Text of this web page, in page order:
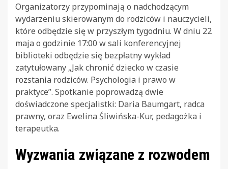
Organizatorzy przypominają o nadchodzącym
wydarzeniu skierowanym do rodziców i nauczycieli,
które odbędzie się w przyszłym tygodniu. W dniu 22
maja o godzinie 17:00 w sali konferencyjnej
biblioteki odbędzie się bezpłatny wykład
zatytułowany „Jak chronić dziecko w czasie
rozstania rodziców. Psychologia i prawo w
praktyce”. Spotkanie poprowadzą dwie
doświadczone specjalistki: Daria Baumgart, radca
prawny, oraz Ewelina Śliwińska-Kur, pedagożka i
terapeutka.
Wyzwania związane z rozwodem